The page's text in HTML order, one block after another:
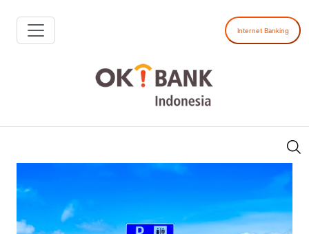
Internet Banking